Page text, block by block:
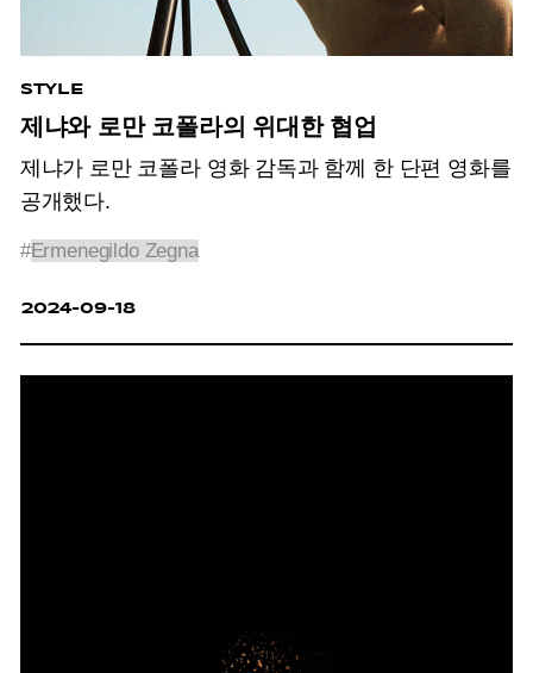
STYLE
제냐와 로만 코폴라의 위대한 협업
제냐가 로만 코폴라 영화 감독과 함께 한 단편 영화를
공개했다.
#Ermenegildo Zegna
2024-09-18